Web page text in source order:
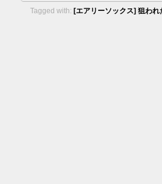
Tagged with: [エアリーソックス] 狙わ